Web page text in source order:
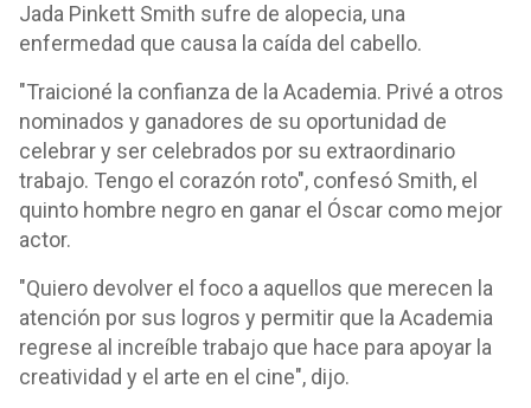
Jada Pinkett Smith sufre de alopecia, una
enfermedad que causa la caída del cabello.
"Traicioné la confianza de la Academia. Privé a otros
nominados y ganadores de su oportunidad de
celebrar y ser celebrados por su extraordinario
trabajo. Tengo el corazón roto", confesó Smith, el
quinto hombre negro en ganar el Óscar como mejor
actor.
"Quiero devolver el foco a aquellos que merecen la
atención por sus logros y permitir que la Academia
regrese al increíble trabajo que hace para apoyar la
creatividad y el arte en el cine", dijo.